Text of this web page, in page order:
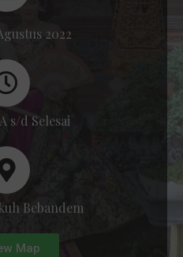
2022
s/d Selesai
Bebandem
Map